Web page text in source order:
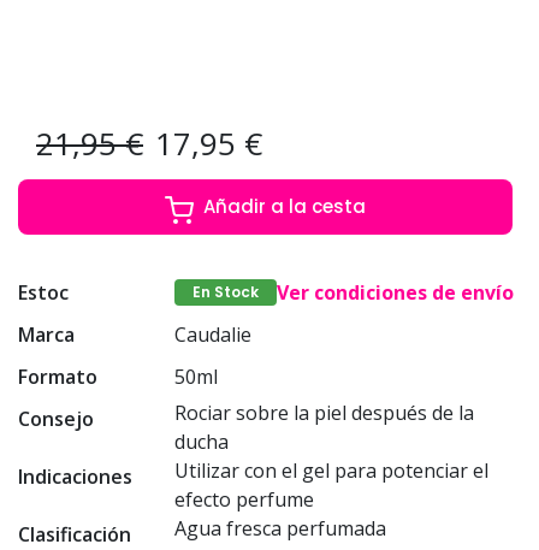
21,95 € 17,95 €
Añadir a la cesta
Estoc En Stock
Ver condiciones de envío
Marca
Caudalie
Formato
50ml
Consejo
Rociar sobre la piel después de la
ducha
Indicaciones
Utilizar con el gel para potenciar el
efecto perfume
Clasificación
Agua fresca perfumada